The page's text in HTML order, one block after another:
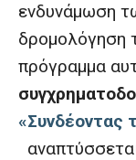
ενδυνάμωση
δρομολόγηση
πρόγραμμα
«Συνδέοντας